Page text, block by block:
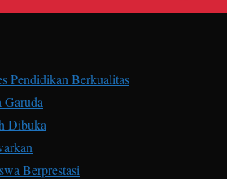
Pendidikan Berkualitas
Garuda
Dibuka
Berprestasi